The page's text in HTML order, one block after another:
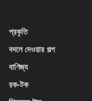
প্রকৃতি
বদলে দেওয়ার গল্প
বাণিজ্য
রক-টক